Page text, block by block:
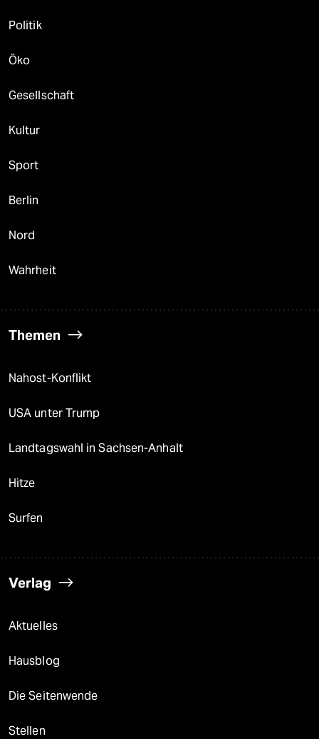
Politik
Öko
Gesellschaft
Kultur
Sport
Berlin
Nord
Wahrheit
Themen
Nahost-Konflikt
USA unter Trump
Landtagswahl in Sachsen-Anhalt
Hitze
Surfen
Verlag
Aktuelles
Hausblog
Die Seitenwende
Stellen